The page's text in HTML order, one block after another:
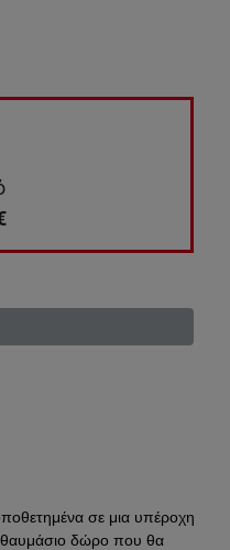
σε μια υπέροχη
θαυμάσιο δώρο που θα